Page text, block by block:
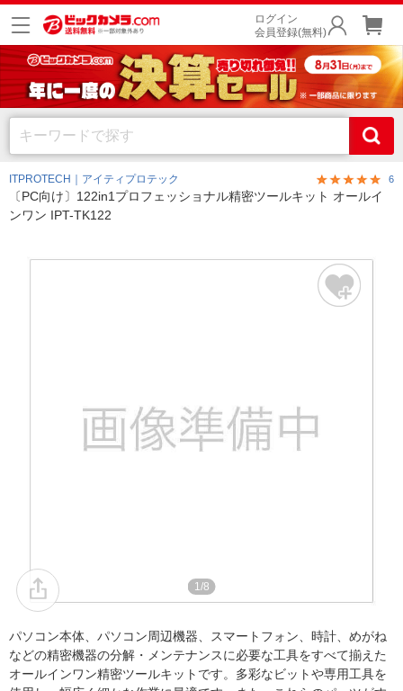
ログイン
会員登録(無料)
ITPROTECH｜アイティプロテック 6
〔PC向け〕122in1プロフェッショナル精密ツールキット オールイ
ンワン IPT-TK122
1/8
パソコン本体、パソコン周辺機器、スマートフォン、時計、めがね
などの精密機器の分解・メンテナンスに必要な工具をすべて揃えた
オールインワン精密ツールキットです。多彩なビットや専用工具を